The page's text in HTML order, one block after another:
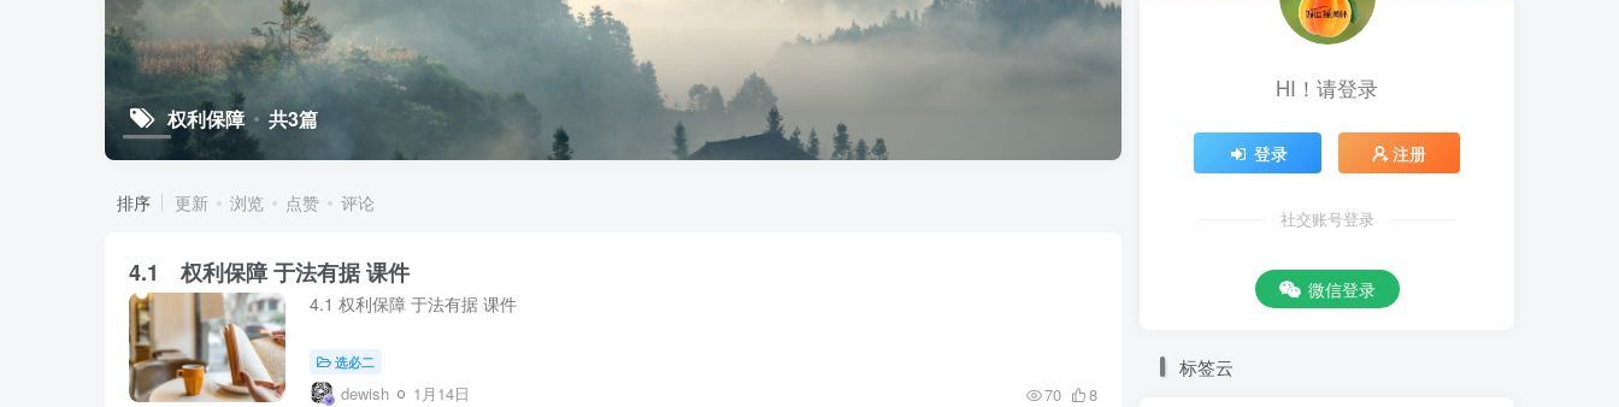
权利保障 共3篇
排序 更新 浏览 点赞 评论
4.1 权利保障 于法有据 课件
4.1 权利保障 于法有据 课件
选必二
dewish 1月14日 70 8
HI！请登录
登录 注册
社交账号登录
微信登录
标签云